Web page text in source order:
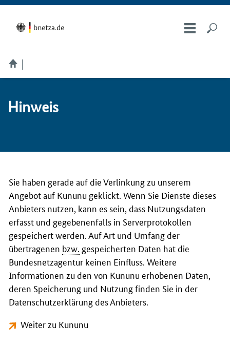
Hin­weis
Sie haben gerade auf die Verlinkung zu unserem
Angebot auf Kununu geklickt. Wenn Sie Dienste dieses
Anbieters nutzen, kann es sein, dass Nutzungsdaten
erfasst und gegebenenfalls in Serverprotokollen
gespeichert werden. Auf Art und Umfang der
übertragenen bzw. gespeicherten Daten hat die
Bundesnetzagentur keinen Einfluss. Weitere
Informationen zu den von Kununu erhobenen Daten,
deren Speicherung und Nutzung finden Sie in der
Datenschutzerklärung des Anbieters.
Weiter zu Kununu